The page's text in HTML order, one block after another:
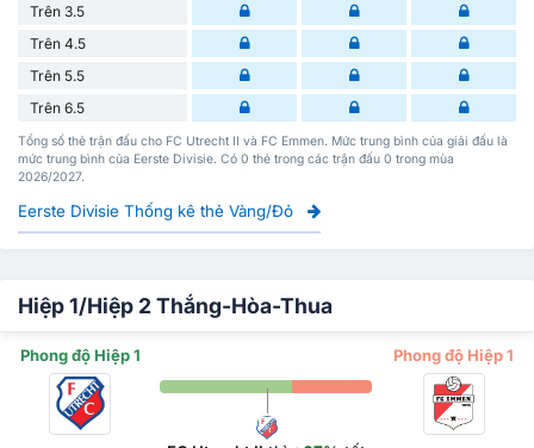
Trên 3.5
Trên 4.5
Trên 5.5
Trên 6.5
Tổng số thẻ trận đấu cho FC Utrecht II và FC Emmen. Mức trung bình của giải đấu là
mức trung bình của Eerste Divisie. Có 0 thẻ trong các trận đấu 0 trong mùa
2026/2027.
Eerste Divisie Thống kê thẻ Vàng/Đỏ
Hiệp 1/Hiệp 2 Thắng-Hòa-Thua
Phong độ Hiệp 1 Phong độ Hiệp 1